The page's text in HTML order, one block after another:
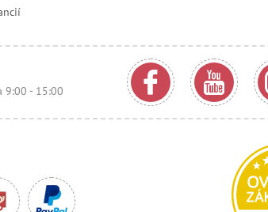
9:00 - 15:00